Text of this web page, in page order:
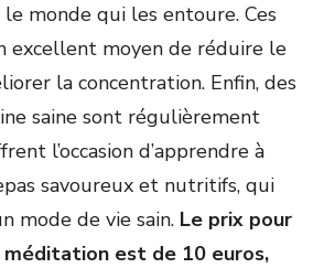
monde qui les entoure. Ces
excellent moyen de réduire le
la concentration. Enfin, des
saine sont régulièrement
l’occasion d’apprendre à
savoureux et nutritifs, qui
mode de vie sain. Le prix pour
méditation est de 10 euros,